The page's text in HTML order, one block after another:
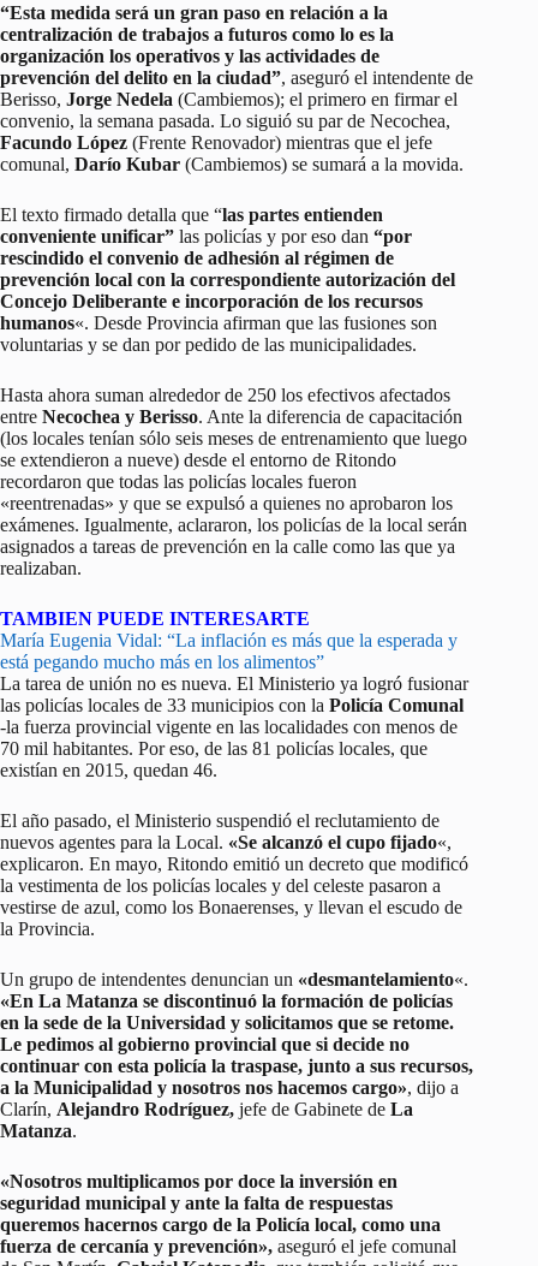
“Esta medida será un gran paso en relación a la
centralización de trabajos a futuros como lo es la
organización los operativos y las actividades de
prevención del delito en la ciudad”, aseguró el intendente de
Berisso, Jorge Nedela (Cambiemos); el primero en firmar el
convenio, la semana pasada. Lo siguió su par de Necochea,
Facundo López (Frente Renovador) mientras que el jefe
comunal, Darío Kubar (Cambiemos) se sumará a la movida.
El texto firmado detalla que “las partes entienden
conveniente unificar” las policías y por eso dan “por
rescindido el convenio de adhesión al régimen de
prevención local con la correspondiente autorización del
Concejo Deliberante e incorporación de los recursos
humanos«. Desde Provincia afirman que las fusiones son
voluntarias y se dan por pedido de las municipalidades.
Hasta ahora suman alrededor de 250 los efectivos afectados
entre Necochea y Berisso. Ante la diferencia de capacitación
(los locales tenían sólo seis meses de entrenamiento que luego
se extendieron a nueve) desde el entorno de Ritondo
recordaron que todas las policías locales fueron
«reentrenadas» y que se expulsó a quienes no aprobaron los
exámenes. Igualmente, aclararon, los policías de la local serán
asignados a tareas de prevención en la calle como las que ya
realizaban.
TAMBIEN PUEDE INTERESARTE
María Eugenia Vidal: “La inflación es más que la esperada y
está pegando mucho más en los alimentos”
La tarea de unión no es nueva. El Ministerio ya logró fusionar
las policías locales de 33 municipios con la Policía Comunal
-la fuerza provincial vigente en las localidades con menos de
70 mil habitantes. Por eso, de las 81 policías locales, que
existían en 2015, quedan 46.
El año pasado, el Ministerio suspendió el reclutamiento de
nuevos agentes para la Local. «Se alcanzó el cupo fijado«,
explicaron. En mayo, Ritondo emitió un decreto que modificó
la vestimenta de los policías locales y del celeste pasaron a
vestirse de azul, como los Bonaerenses, y llevan el escudo de
la Provincia.
Un grupo de intendentes denuncian un «desmantelamiento«.
«En La Matanza se discontinuó la formación de policías
en la sede de la Universidad y solicitamos que se retome.
Le pedimos al gobierno provincial que si decide no
continuar con esta policía la traspase, junto a sus recursos,
a la Municipalidad y nosotros nos hacemos cargo», dijo a
Clarín, Alejandro Rodríguez, jefe de Gabinete de La
Matanza.
«Nosotros multiplicamos por doce la inversión en
seguridad municipal y ante la falta de respuestas
queremos hacernos cargo de la Policía local, como una
fuerza de cercanía y prevención», aseguró el jefe comunal